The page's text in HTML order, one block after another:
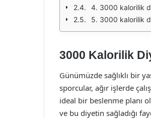
4. 3000 kalorilik
5. 3000 kalorilik
3000 Kalorilik
Günümüzde sağlıklı bir
sporcular, ağır işlerde
ideal bir beslenme planı
ve bu diyetin sağladığı